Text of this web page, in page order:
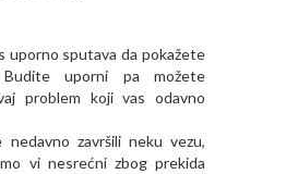
uporno sputava da pokažete
uporni pa možete
problem koji vas odavno
nedavno završili neku vezu,
vi nesrećni zbog prekida